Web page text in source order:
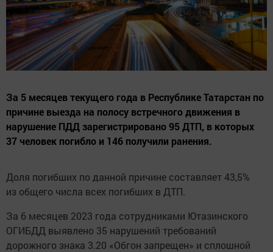
За 5 месяцев текущего года в Республике Татарстан по
причине выезда на полосу встречного движения в
нарушение ПДД зарегистрировано 95 ДТП, в которых
37 человек погибло и 146 получили ранения.
Доля погибших по данной причине составляет 43,5%
из общего числа всех погибших в ДТП.
За 6 месяцев 2023 года сотрудниками Ютазинского
ОГИБДД выявлено 35 нарушений требований
дорожного знака 3.20 «Обгон запрещен» и сплошной